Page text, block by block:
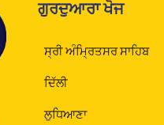
ਗੁਰਦੁਆਰਾ ਖੋਜ
ਸ੍ਰੀ ਅੰਮ੍ਰਿਤਸਰ ਸਾਹਿਬ
ਦਿੱਲੀ
ਲੁਧਿਆਣਾ